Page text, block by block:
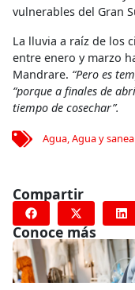
vulnerables del Gran
La lluvia a raíz de los
entre enero y marzo
Mandrare. “Pero es
“porque a finales de
tiempo de cosechar”.
Agua,Agua y
Compartir
Conoce más